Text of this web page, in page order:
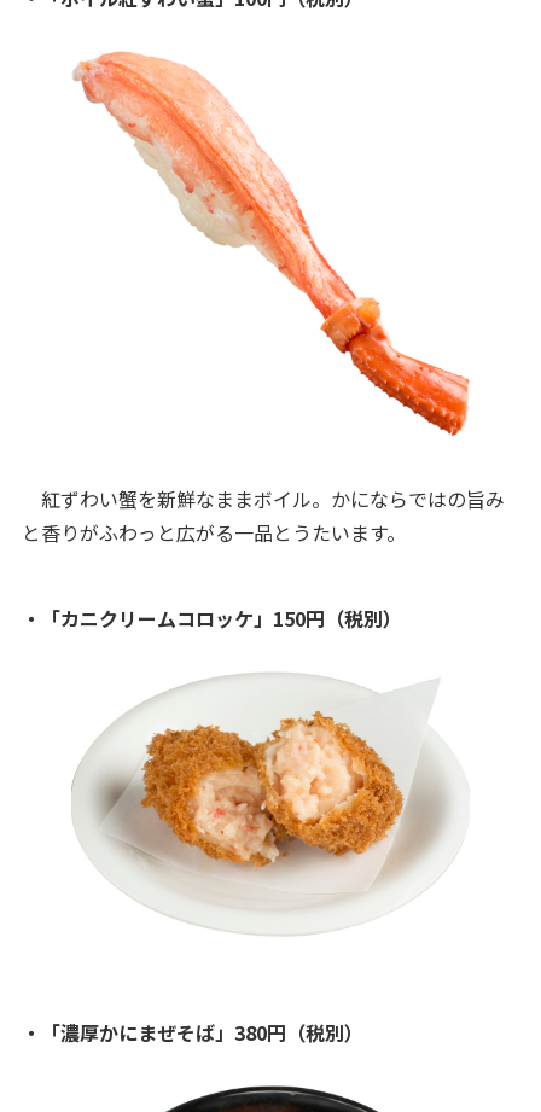
紅ずわい蟹を新鮮なままボイル。かにならではの旨み
と香りがふわっと広がる一品とうたいます。
・「カニクリームコロッケ」150円（税別）
・「濃厚かにまぜそば」380円（税別）